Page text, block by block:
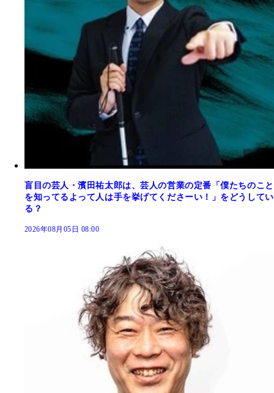
盲目の芸人・濱田祐太郎は、芸人の営業の定番「僕たちのこと
を知ってるよって人は手を挙げてくださーい！」をどうしてい
る？
2026年08月05日 08:00